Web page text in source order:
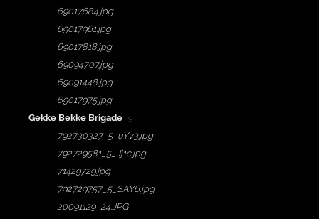
69017684.jpg
69017961.jpg
69017818.jpg
69094707.jpg
69091448.jpg
69017975.jpg
Gekke Bekke Brigade
· 9
792730327_5_uYv3.jpg
792729581_5_Jj1c.jpg
71429729.jpg
792729757_5_SAY6.jpg
20091129_24.JPG